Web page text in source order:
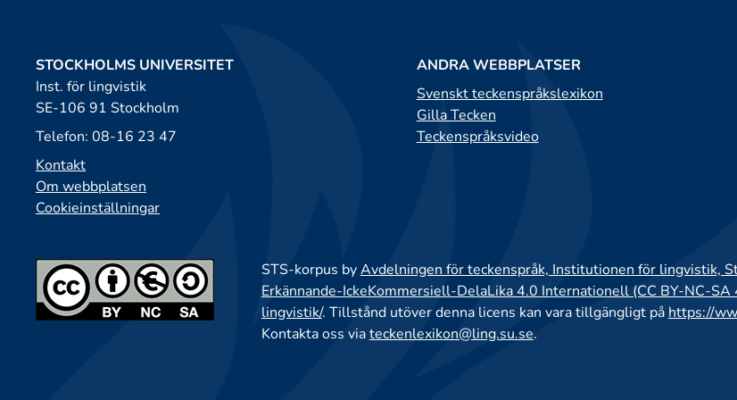
STOCKHOLMS UNIVERSITET
Inst. för lingvistik
SE-106 91 Stockholm
Telefon: 08-16 23 47
Kontakt
Om webbplatsen
Cookieinställningar
ANDRA WEBBPLATSER
Svenskt teckenspråkslexikon
Gilla Tecken
Teckenspråksvideo
STS-korpus byAvdelningen för teckenspråk, Institutionen för lingvistik,
Erkännande-IckeKommersiell-DelaLika 4.0 Internationell (CC BY-NC-SA
lingvistik/. Tillstånd utöver denna licens kan vara tillgängligt på https://
Kontakta oss viateckenlexikon@ling.su.se.